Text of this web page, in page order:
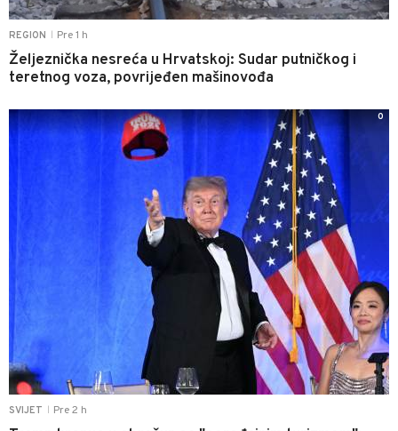
REGION Pre 1 h
Željeznička nesreća u Hrvatskoj: Sudar putničkog i
teretnog voza, povrijeđen mašinovođa
SVIJET Pre 2 h
0